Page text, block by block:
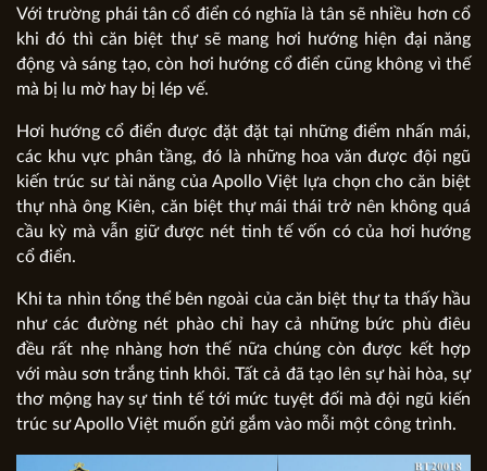
Với trường phái tân cổ điển có nghĩa là tân sẽ nhiều hơn cổ
khi đó thì căn biệt thự sẽ mang hơi hướng hiện đại năng
động và sáng tạo, còn hơi hướng cổ điển cũng không vì thế
mà bị lu mờ hay bị lép vế.
Hơi hướng cổ điển được đặt đặt tại những điểm nhấn mái,
các khu vực phân tầng, đó là những hoa văn được đội ngũ
kiến trúc sư tài năng của Apollo Việt lựa chọn cho căn biệt
thự nhà ông Kiên, căn biệt thự mái thái trở nên không quá
cầu kỳ mà vẫn giữ được nét tinh tế vốn có của hơi hướng
cổ điển.
Khi ta nhìn tổng thể bên ngoài của căn biệt thự ta thấy hầu
như các đường nét phào chỉ hay cả những bức phù điêu
đều rất nhẹ nhàng hơn thế nữa chúng còn được kết hợp
với màu sơn trắng tinh khôi. Tất cả đã tạo lên sự hài hòa, sự
thơ mộng hay sự tinh tế tới mức tuyệt đối mà đội ngũ kiến
trúc sư Apollo Việt muốn gửi gắm vào mỗi một công trình.